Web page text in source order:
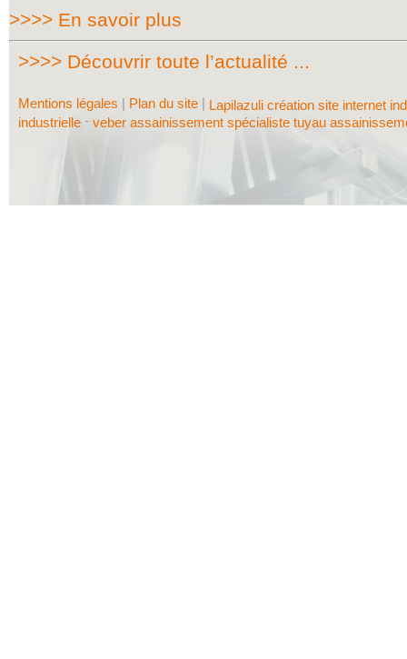
>>>> En savoir plus
>>>> Découvrir toute l’actualité ...
Mentions légales | Plan du site | Lapilazuli création site internet
industrielle - veber assainissement spécialiste tuyau